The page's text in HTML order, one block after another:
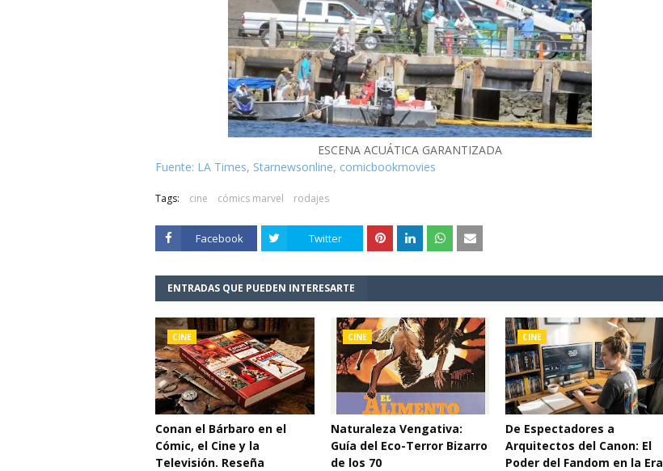
ESCENA ACUÁTICA GARANTIZADA
Fuente: LA Times, Starnewsonline, comicbookmovies
Tags: cine cómics marvel rodajes
Facebook Twitter
ENTRADAS QUE PUEDEN INTERESARTE
CINE
Conan el Bárbaro en el
Cómic, el Cine y la
Televisión. Reseña
CINE
Naturaleza Vengativa:
Guía del Eco-Terror Bizarro
de los 70
CINE
De Espectadores a
Arquitectos del Canon: El
Poder del Fandom en la Era